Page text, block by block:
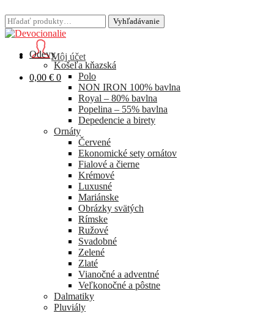
Hľadať: Vyhľadávanie
Môj účet
0,00 € 0
Hľadať: Vyhľadávanie
Odevy
Košeľa kňazská
Polo
NON IRON 100% bavlna
Royal – 80% bavlna
Popelina – 55% bavlna
Depedencie a birety
Ornáty
Červené
Ekonomické sety ornátov
Fialové a čierne
Krémové
Luxusné
Mariánske
Obrázky svätých
Rímske
Ružové
Svadobné
Zelené
Zlaté
Vianočné a adventné
Veľkonočné a pôstne
Dalmatiky
Pluviály